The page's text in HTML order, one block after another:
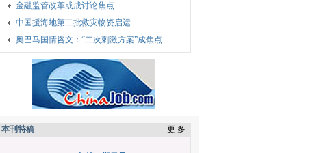
金融监管改革或成讨论焦点
中国援海地第二批救灾物资启运
奥巴马国情咨文：“二次刺激方案”成焦点
本刊特稿 更 多